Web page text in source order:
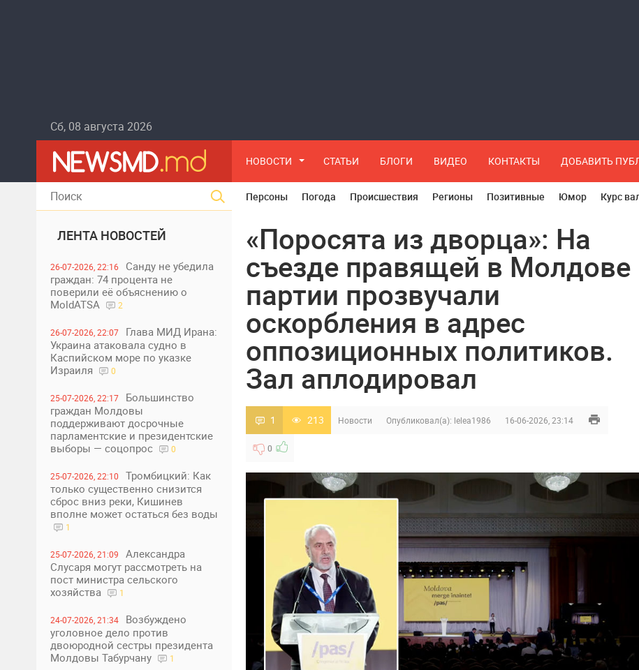
Сб, 08 августа 2026
НОВОСТИ СТАТЬИ БЛОГИ ВИДЕО КОНТАКТЫ ДОБАВИТЬ
ЛЕНТА НОВОСТЕЙ
26-07-2026, 22:16
Санду не убедила
граждан: 74 процента не
поверили её объяснению о
MoldATSA
2
26-07-2026, 22:07
Глава МИД Ирана:
Украина атаковала судно в
Каспийском море по указке
Израиля
0
25-07-2026, 22:17
Большинство
граждан Молдовы
поддерживают досрочные
парламентские и президентские
выборы — соцопрос
0
25-07-2026, 22:10
Тромбицкий: Как
только существенно снизится
сброс вниз реки, Кишинев
вполне может остаться без воды
1
25-07-2026, 21:09
Александра
Слусаря могут рассмотреть на
пост министра сельского
хозяйства
1
24-07-2026, 21:34
Возбуждено
уголовное дело против
двоюродной сестры президента
Молдовы Табурчану
1
Персоны Погода Происшествия Регионы Позитивные Юмор Курс
«Поросята из дворца»: На
съезде правящей в Молдове
партии прозвучали
оскорбления в адрес
оппозиционных политиков.
Зал аплодировал
1 213 Новости Опубликовал(а): lelea1986 16-06-2026, 23:14
0